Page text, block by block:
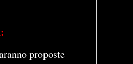
proposte